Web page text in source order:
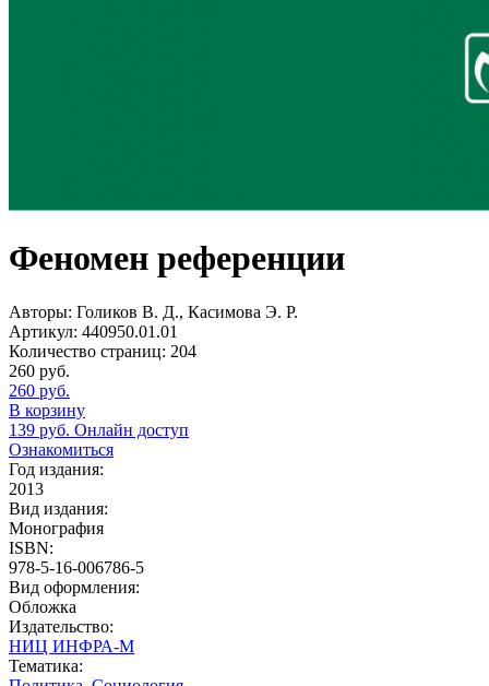
Феномен референции
Авторы: Голиков В. Д., Касимова Э. Р.
Артикул: 440950.01.01
Количество страниц: 204
260 руб.
260 руб.
В корзину
139 руб. Онлайн доступ
Ознакомиться
Год издания:
2013
Вид издания:
Монография
ISBN:
978-5-16-006786-5
Вид оформления:
Обложка
Издательство:
НИЦ ИНФРА-М
Тематика: